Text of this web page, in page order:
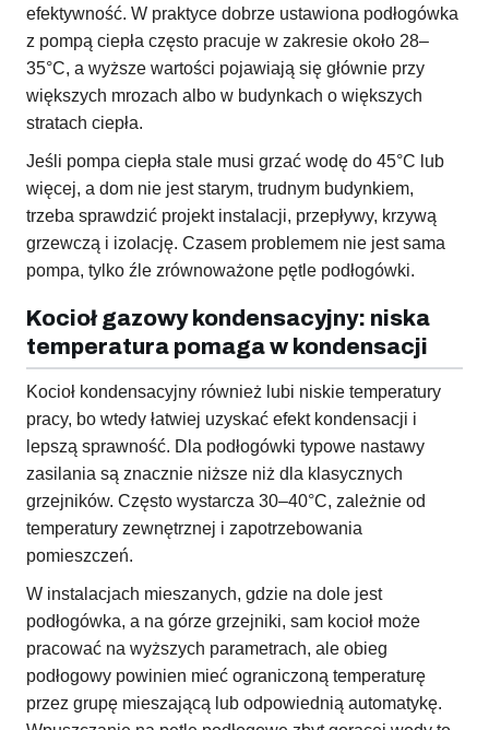
efektywność. W praktyce dobrze ustawiona podłogówka
z pompą ciepła często pracuje w zakresie około 28–
35°C, a wyższe wartości pojawiają się głównie przy
większych mrozach albo w budynkach o większych
stratach ciepła.
Jeśli pompa ciepła stale musi grzać wodę do 45°C lub
więcej, a dom nie jest starym, trudnym budynkiem,
trzeba sprawdzić projekt instalacji, przepływy, krzywą
grzewczą i izolację. Czasem problemem nie jest sama
pompa, tylko źle zrównoważone pętle podłogówki.
Kocioł gazowy kondensacyjny: niska
temperatura pomaga w kondensacji
Kocioł kondensacyjny również lubi niskie temperatury
pracy, bo wtedy łatwiej uzyskać efekt kondensacji i
lepszą sprawność. Dla podłogówki typowe nastawy
zasilania są znacznie niższe niż dla klasycznych
grzejników. Często wystarcza 30–40°C, zależnie od
temperatury zewnętrznej i zapotrzebowania
pomieszczeń.
W instalacjach mieszanych, gdzie na dole jest
podłogówka, a na górze grzejniki, sam kocioł może
pracować na wyższych parametrach, ale obieg
podłogowy powinien mieć ograniczoną temperaturę
przez grupę mieszającą lub odpowiednią automatykę.